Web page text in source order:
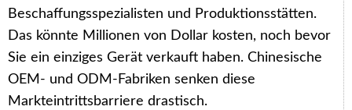
Beschaffungsspezialisten und Produktionsstätten.
Das könnte Millionen von Dollar kosten, noch bevor
Sie ein einziges Gerät verkauft haben. Chinesische
OEM- und ODM-Fabriken senken diese
Markteintrittsbarriere drastisch.
Japanese
Korean
Italian